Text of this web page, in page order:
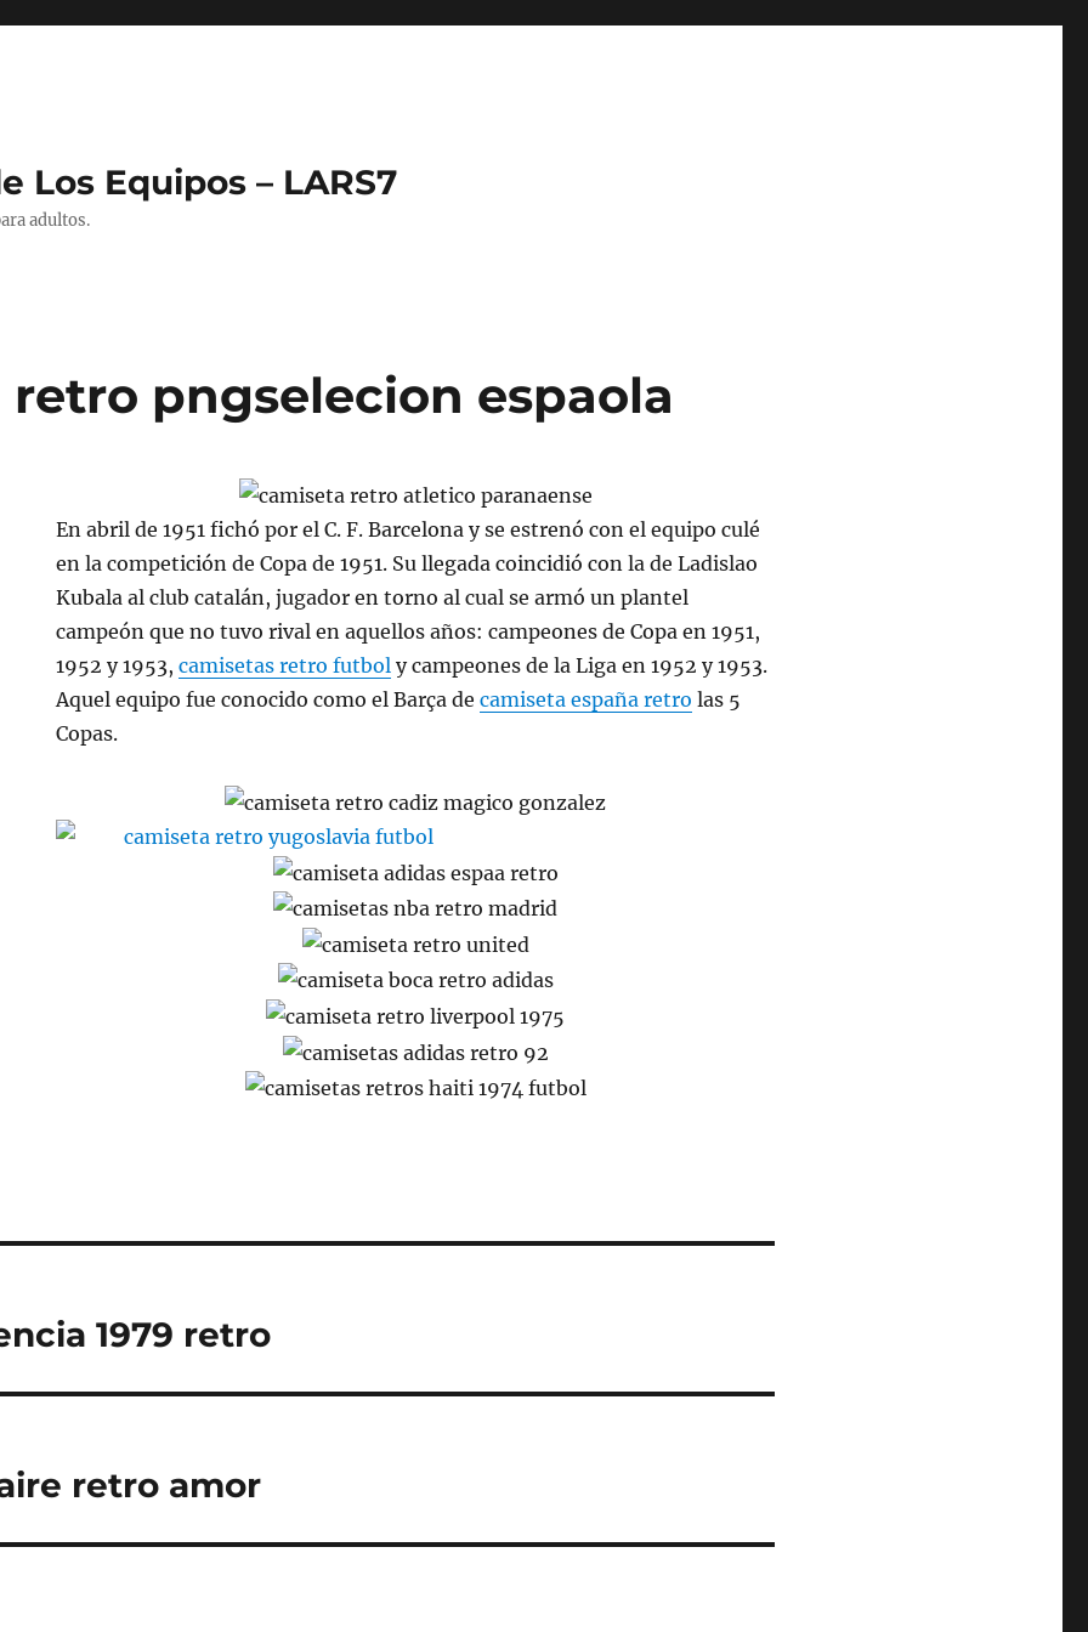
Los Equipos – LARS7
adultos.
pngselecion espaola
En abril de 1951 fichó por el C. F. Barcelona y se estrenó con el equipo culé
en la competición de Copa de 1951. Su llegada coincidió con la de Ladislao
Kubala al club catalán, jugador en torno al cual se armó un plantel
campeón que no tuvo rival en aquellos años: campeones de Copa en 1951,
1952 y 1953,camisetas retro futbol y campeones de la Liga en 1952 y 1953.
Aquel equipo fue conocido como el Barça decamiseta españa retro las 5
Copas.
1979 retro
retro amor